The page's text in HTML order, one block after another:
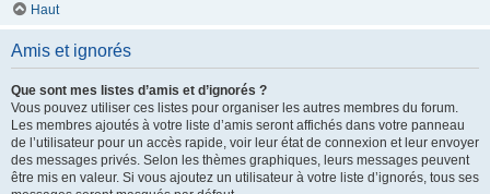
Haut
Amis et ignorés
Que sont mes listes d’amis et d’ignorés ?
Vous pouvez utiliser ces listes pour organiser les autres membres du forum.
Les membres ajoutés à votre liste d’amis seront affichés dans votre panneau
de l’utilisateur pour un accès rapide, voir leur état de connexion et leur envoyer
des messages privés. Selon les thèmes graphiques, leurs messages peuvent
être mis en valeur. Si vous ajoutez un utilisateur à votre liste d’ignorés, tous ses